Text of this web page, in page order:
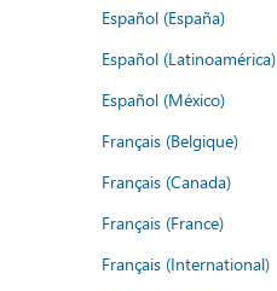
Español (España)
Español (Latinoamérica)
Español (México)
Français (Belgique)
Français (Canada)
Français (France)
Français (International)